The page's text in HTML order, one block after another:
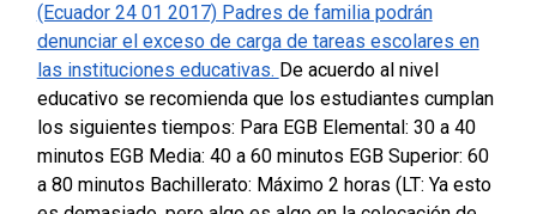
(Ecuador 24 01 2017) Padres de familia podrán
denunciar el exceso de carga de tareas escolares en
las instituciones educativas. De acuerdo al nivel
educativo se recomienda que los estudiantes cumplan
los siguientes tiempos: Para EGB Elemental: 30 a 40
minutos EGB Media: 40 a 60 minutos EGB Superior: 60
a 80 minutos Bachillerato: Máximo 2 horas (LT: Ya esto